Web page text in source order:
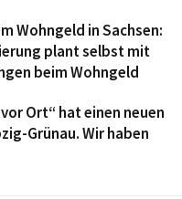
Wohngeld in Sachsen:
plant selbst mit
beim Wohngeld
Ort“ hat einen neuen
Grünau. Wir haben